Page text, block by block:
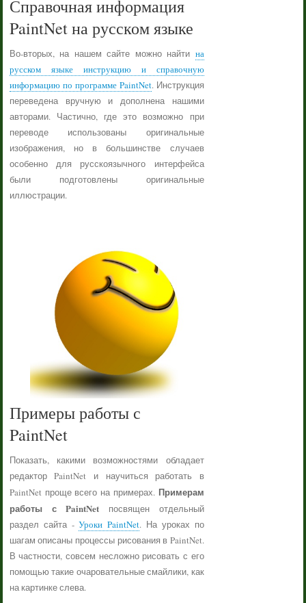
Справочная информация
PaintNet на русском языке
Во-вторых, на нашем сайте можно найти на
русском языке инструкцию и справочную
информацию по программе PaintNet. Инструкция
переведена вручную и дополнена нашими
авторами. Частично, где это возможно при
переводе использованы оригинальные
изображения, но в большинстве случаев
особенно для русскоязычного интерфейса
были подготовлены оригинальные
иллюстрации.
Примеры работы с
PaintNet
Показать, какими возможностями обладает
редактор PaintNet и научиться работать в
PaintNet проще всего на примерах. Примерам
работы с PaintNet посвящен отдельный
раздел сайта -Уроки PaintNet. На уроках по
шагам описаны процессы рисования в PaintNet.
В частности, совсем несложно рисовать с его
помощью такие очаровательные смайлики, как
на картинке слева.